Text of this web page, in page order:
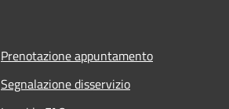
Prenotazione appuntamento
Segnalazione disservizio